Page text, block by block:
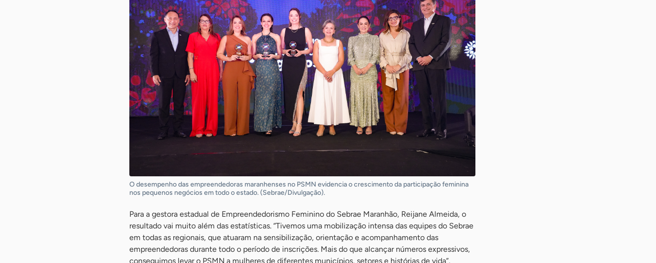
O desempenho das empreendedoras maranhenses no PSMN evidencia o crescimento da participação feminina
nos pequenos negócios em todo o estado. (Sebrae/Divulgação).
Para a gestora estadual de Empreendedorismo Feminino do Sebrae Maranhão, Reijane Almeida, o
resultado vai muito além das estatísticas. “Tivemos uma mobilização intensa das equipes do Sebrae
em todas as regionais, que atuaram na sensibilização, orientação e acompanhamento das
empreendedoras durante todo o período de inscrições. Mais do que alcançar números expressivos,
conseguimos levar o PSMN a mulheres de diferentes municípios, setores e histórias de vida”,